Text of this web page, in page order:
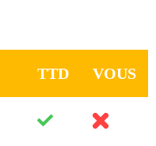
TTD VOUS